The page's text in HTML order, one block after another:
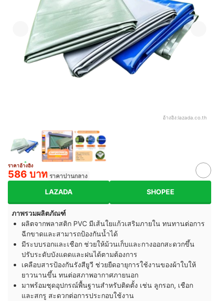
อ้างอิง:lazada.co.th
ราคาอ้างอิง
586 บาท ราคาปานกลาง
LAZADA SHOPEE
ภาพรวมผลิตภัณฑ์
ผลิตจากพลาสติก PVC มีเส้นใยแก้วเสริมภายใน ทนทานต่อการ
ฉีกขาดและสามารถป้องกันน้ำได้
มีระบบรอกและเชือก ช่วยให้ม้วนเก็บและกางออกสะดวกขึ้น
ปรับระดับบังแดดและฝนได้ตามต้องการ
เคลือบสารป้องกันรังสียูวี ช่วยยืดอายุการใช้งานของผ้าใบให้
ยาวนานขึ้น ทนต่อสภาพอากาศภายนอก
มาพร้อมชุดอุปกรณ์พื้นฐานสำหรับติดตั้ง เช่น ลูกรอก, เชือก
และสกรู สะดวกต่อการประกอบใช้งาน